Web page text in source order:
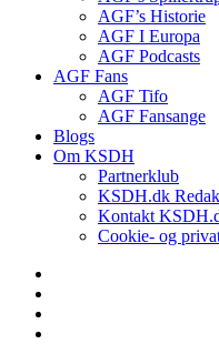
AGF’s Historie
AGF I Europa
AGF Podcasts
AGF Fans
AGF Tifo
AGF Fansange
Blogs
Om KSDH
Partnerklub
KSDH.dk
Kontakt
Cookie- og